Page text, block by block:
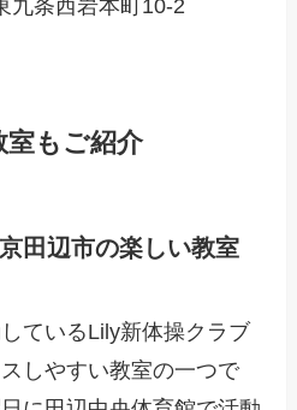
九条西岩本町10-2
室もご紹介
田辺市の楽しい教室
ているLily新体操クラブ
しやすい教室の一つで